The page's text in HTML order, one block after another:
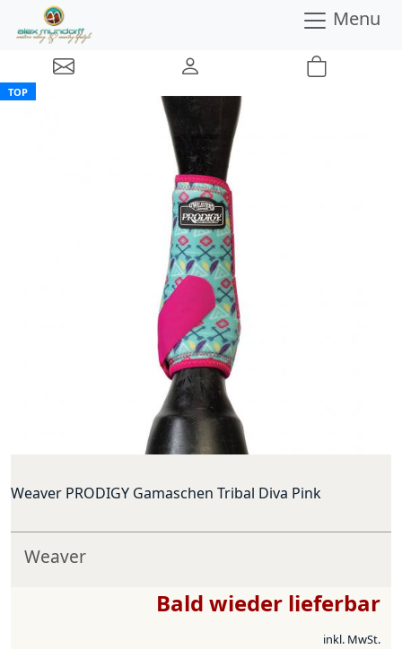
Menu
Weaver PRODIGY Gamaschen Tribal Diva Pink
TOP
Weaver
Bald wieder lieferbar
inkl. MwSt.